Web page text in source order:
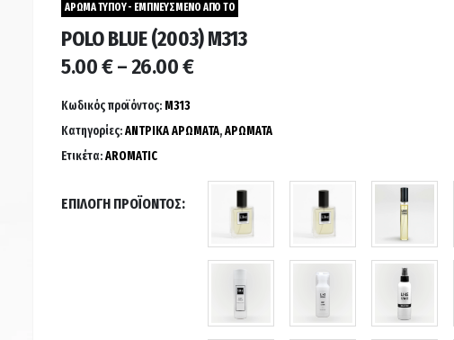
ΑΡΩΜΑ ΤΥΠΟΥ - ΕΜΠΝΕΥΣΜΕΝΟ ΑΠΟ ΤΟ
POLO BLUE (2003) M313
5.00€ –26.00€Price
through
Κωδικός προϊόντος: M313
Κατηγορίες:ΑΝΤΡΙΚΑ ΑΡΩΜΑΤΑ,ΑΡΩΜΑΤΑ
Ετικέτα:AROMATIC
ΕΠΙΛΟΓΉ ΠΡΟΪΌΝΤΟΣ